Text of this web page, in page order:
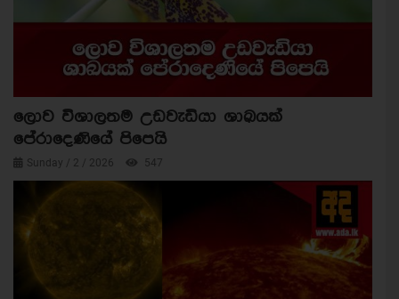
ලොව විශාලතම උඩවැඩියා ශාඛයක්
පේරාදෙණියේ පිපෙයි
Sunday / 2 / 2026 547